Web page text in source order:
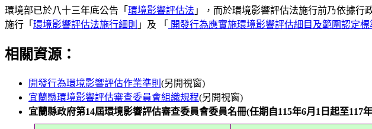
環境部已於八十三年底公告「 環境影響評估法 」，而於環境影響評估法施行前乃依據行
施行「 環境影響評估法施行細則 」及 「 開發行為應實施環境影響評估細目及範圍認定標
相關資源：
開發行為環境影響評估作業準則 (另開視窗)
宜蘭縣環境影響評估審查委員會組織規程(另開視窗)
宜蘭縣政府第14屆環境影響評估審查委員會委員名冊(任期自115年6月1日起至117